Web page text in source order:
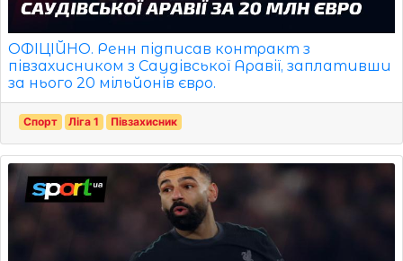
ОФІЦІЙНО. Ренн підписав контракт з
півзахисником з Саудівської Аравії, заплативши
за нього 20 мільйонів євро.
Спорт Ліга 1 Півзахисник